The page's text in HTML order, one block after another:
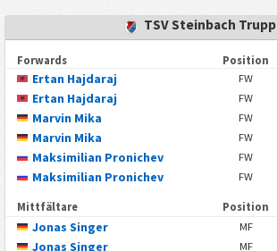
TSV Steinbach Trupp
Forwards Position
Ertan Hajdaraj FW
Ertan Hajdaraj
FW
Marvin Mika
FW
Marvin Mika
FW
Maksimilian Pronichev
FW
Maksimilian Pronichev
FW
Mittfältare Position
Jonas Singer MF
Jonas Singer
MF